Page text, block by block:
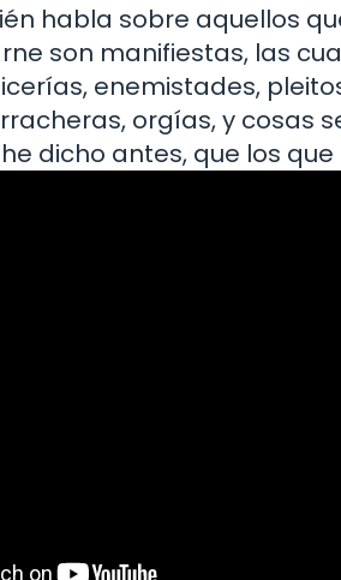
habla sobre aquellos
son manifiestas, las
enemistades,
orgías, y cosas
dicho antes, que los